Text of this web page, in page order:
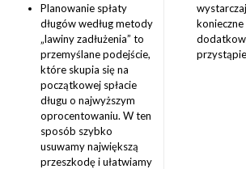
Planowanie spłaty
długów według metody
„lawiny zadłużenia” to
przemyślane podejście,
które skupia się na
początkowej spłacie
długu o najwyższym
oprocentowaniu. W ten
sposób szybko
usuwamy największą
przeszkodę i ułatwiamy